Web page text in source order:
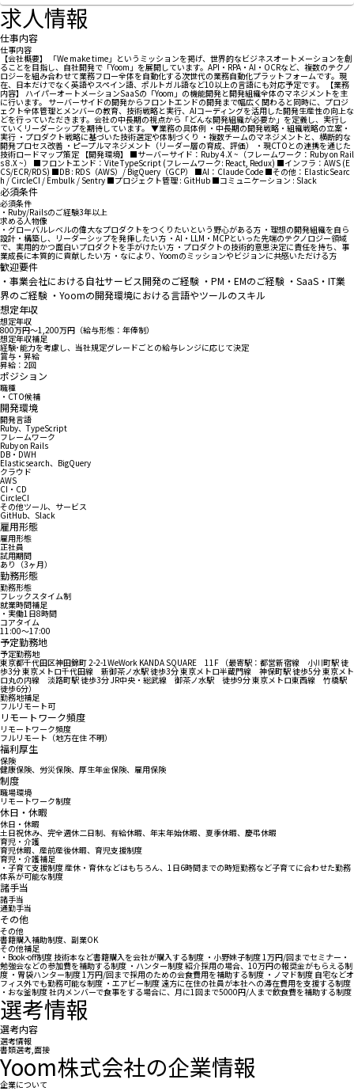
求人情報
仕事内容
仕事内容
【会社概要】 「We make time」というミッションを掲げ、世界的なビジネスオートメーションを創
ることを目指し、自社開発で「Yoom」を展開しています。API・RPA・AI・OCRなど、複数のテクノ
ロジーを組み合わせて業務フロー全体を自動化する次世代の業務自動化プラットフォームです。現
在、日本だけでなく英語やスペイン語、ポルトガル語など10以上の言語にも対応予定です。 【業務
内容】 ハイパーオートメーションSaaSの「Yoom」の機能開発と開発組織全体のマネジメントを主
に行います。 サーバーサイドの開発からフロントエンドの開発まで幅広く関わると同時に、プロジ
ェクト全体管理とメンバーの教育、技術戦略と実行、AIコーディングを活用した開発生産性の向上な
どを行っていただきます。会社の中長期の視点から「どんな開発組織が必要か」を定義し、実行し
ていくリーダーシップを期待しています。 ▼業務の具体例 ・中長期の開発戦略・組織戦略の立案・
実行 ・プロダクト戦略に基づいた技術選定や体制づくり ・複数チームのマネジメントと、横断的な
開発プロセス改善 ・ピープルマネジメント（リーダー層の育成、評価） ・現CTOとの連携を通じた
技術ロードマップ策定 【開発環境】 ■サーバーサイド：Ruby 4.X ~（フレームワーク：Ruby on Rail
s 8.X ~） ■フロントエンド：Vite TypeScript (フレームワーク: React, Redux) ■インフラ：AWS (E
CS/ECR/RDS) ■DB : RDS（AWS）/ BigQuery（GCP） ■AI：Claude Code ■その他：ElasticSearc
h / CircleCI / Embulk / Sentry ■プロジェクト管理 : GitHub ■コミュニケーション : Slack
必須条件
必須条件
・Ruby/Railsのご経験3年以上
求める人物像
・グローバルレベルの偉大なプロダクトをつくりたいという野心がある方 ・理想の開発組織を自ら
設計・構築し、リーダーシップを発揮したい方 ・AI・LLM・MCPといった先端のテクノロジー領域
で、実用的かつ面白いプロダクトを手がけたい方 ・プロダクトの技術的意思決定に責任を持ち、事
業成長に本質的に貢献したい方 ・なにより、Yoomのミッションやビジョンに共感いただける方
歓迎要件
・事業会社における自社サービス開発のご経験 ・PM・EMのご経験 ・SaaS・IT業
界のご経験 ・Yoomの開発環境における言語やツールのスキル
想定年収
想定年収
800万円〜1,200万円（給与形態：年俸制）
想定年収補足
経験･能力を考慮し、当社規定グレードごとの給与レンジに応じて決定
賞与・昇給
昇給：2回
ポジション
職種
・CTO候補
開発環境
開発言語
Ruby、TypeScript
フレームワーク
Ruby on Rails
DB・DWH
Elasticsearch、BigQuery
クラウド
AWS
CI・CD
CircleCI
その他ツール、サービス
GitHub、Slack
雇用形態
雇用形態
正社員
試用期間
あり（3ヶ月）
勤務形態
勤務形態
フレックスタイム制
就業時間補足
・実働1日8時間
コアタイム
11:00〜17:00
予定勤務地
予定勤務地
東京都千代田区神田錦町 2-2-1WeWork KANDA SQUARE 11F （最寄駅：都営新宿線 小川町駅 徒
歩3分 東京メトロ千代田線 新御茶ノ水駅 徒歩3分 東京メトロ半蔵門線 神保町駅 徒歩5分 東京メト
ロ丸の内線 淡路町駅 徒歩3分 JR中央・総武線 御茶ノ水駅 徒歩9分 東京メトロ東西線 竹橋駅
徒歩6分）
勤務地補足
フルリモート可
リモートワーク頻度
リモートワーク頻度
フルリモート（地方在住 不明）
福利厚生
保険
健康保険、労災保険、厚生年金保険、雇用保険
制度
職場環境
リモートワーク制度
休日・休暇
休日・休暇
土日祝休み、完全週休二日制、有給休暇、年末年始休暇、夏季休暇、慶弔休暇
育児・介護
育児休暇、産前産後休暇、育児支援制度
育児・介護補足
・子育て支援制度 産休・育休などはもちろん、1日6時間までの時短勤務など子育てに合わせた勤務
体系が可能な制度
諸手当
諸手当
通勤手当
その他
その他
書籍購入補助制度、副業OK
その他補足
・Book-off制度 技術本など書籍購入を会社が購入する制度 ・小野妹子制度 1万円/回までセミナー・
勉強会などの参加費を補助する制度 ・ハンター制度 紹介採用の場合、10万円の報奨金がもらえる制
度 ・胃袋ハンター制度 1万円/回まで採用のための会食費用を補助する制度 ・ノマド制度 自宅などオ
フィス外でも勤務可能な制度 ・エアビー制度 遠方に在住の社員が本社への滞在費用を支援する制度
・おな釜制度 社内メンバーで食事をする場合に、月に1回まで5000円/人まで飲食費を補助する制度
選考情報
選考内容
選考情報
書類選考,面接
Yoom株式会社の企業情報
企業について